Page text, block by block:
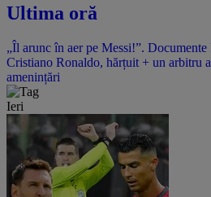
Ultima oră
„Îl arunc în aer pe Messi!”.
Cristiano Ronaldo, hărțuit + un arbitru
amenințări
Ieri